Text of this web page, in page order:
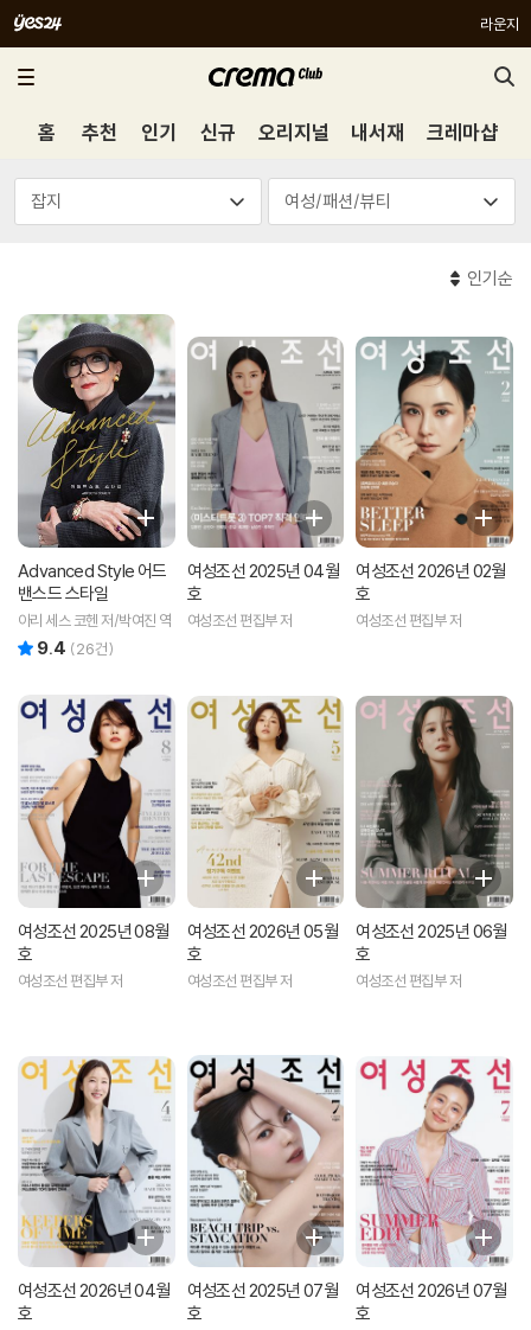
라운지
홈 추천 인기 신규 오리지널 내서재 크레마샵
인기순
Advanced Style 어드
밴스드 스타일
아리 세스 코헨 저/박여진 역
9.4 (26건)
여성조선 2025년 04월
호
여성조선 편집부 저
여성조선 2026년 02월
호
여성조선 편집부 저
여성조선 2025년 08월
호
여성조선 편집부 저
여성조선 2026년 05월
호
여성조선 편집부 저
여성조선 2025년 06월
호
여성조선 편집부 저
여성조선 2026년 04월
호
여성조선 2025년 07월
호
여성조선 2026년 07월
호